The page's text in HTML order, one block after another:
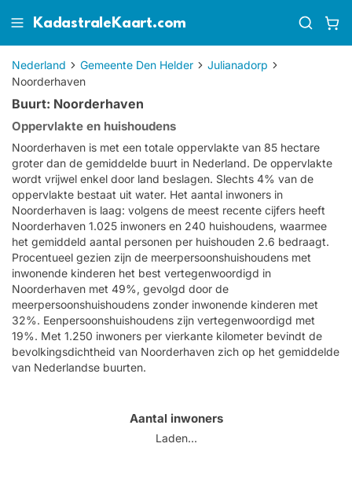
KadastraleKaart.com
Nederland Gemeente Den Helder
Julianadorp
Noorderhaven
Buurt: Noorderhaven
Oppervlakte en huishoudens
Noorderhaven is met een totale oppervlakte van 85 hectare
groter dan de gemiddelde buurt in Nederland. De oppervlakte
wordt vrijwel enkel door land beslagen. Slechts 4% van de
oppervlakte bestaat uit water. Het aantal inwoners in
Noorderhaven is laag: volgens de meest recente cijfers heeft
Noorderhaven 1.025 inwoners en 240 huishoudens, waarmee
het gemiddeld aantal personen per huishouden 2.6 bedraagt.
Procentueel gezien zijn de meerpersoonshuishoudens met
inwonende kinderen het best vertegenwoordigd in
Noorderhaven met 49%, gevolgd door de
meerpersoonshuishoudens zonder inwonende kinderen met
32%. Eenpersoonshuishoudens zijn vertegenwoordigd met
19%. Met 1.250 inwoners per vierkante kilometer bevindt de
bevolkingsdichtheid van Noorderhaven zich op het gemiddelde
van Nederlandse buurten.
Aantal inwoners
Laden...